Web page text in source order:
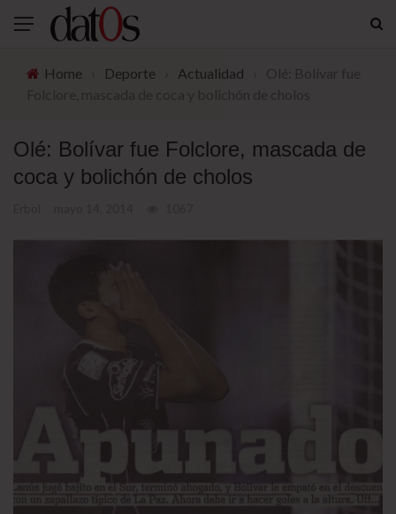
Home Deporte Actualidad
Olé: Bolívar fue Folclore, mascada de
coca y bolichón de cholos